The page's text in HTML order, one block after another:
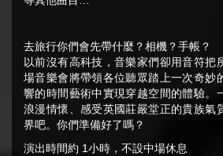
去旅行你們會先帶什麼？相機？手帳？
以前沒有高科技，音樂家們卻用音符把
場音樂會將帶領各位聽眾踏上一次奇妙
響的時間藝術中實現穿越空間的體驗。
浪漫情懷、感受英國莊嚴堂正的貴族氣
界吧。你們準備好了嗎？
演出時間約 1小時，不設中場休息